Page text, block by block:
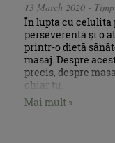
13 March 2020 -
În lupta cu celulita
perseverentă și o
printr-o dietă
masaj. Despre
precis, despre
chiar tu.
Mai mult »